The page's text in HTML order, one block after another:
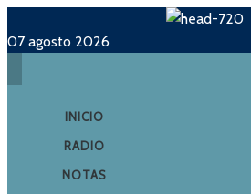
07 agosto 2026
INICIO
RADIO
NOTAS